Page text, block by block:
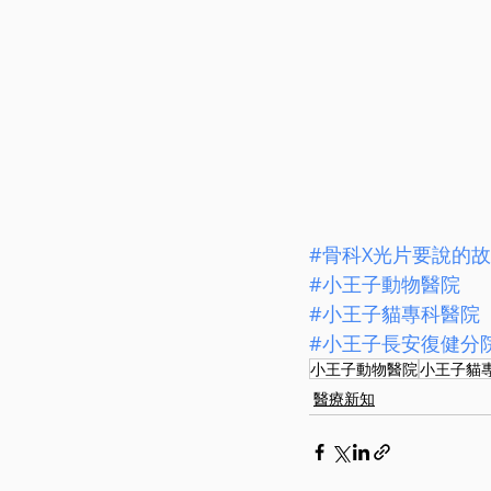
#骨科X光片要說的
#小王子動物醫院
#小王子貓專科醫院
#小王子長安復健分
小王子動物醫院小王子貓
醫療新知